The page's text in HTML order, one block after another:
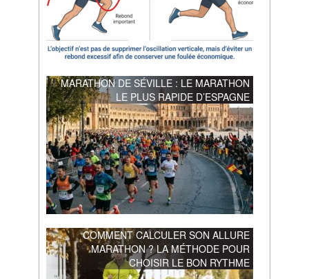
MARATHON DE SÉVILLE : LE MARATHON
LE PLUS RAPIDE D’ESPAGNE
COMMENT CALCULER SON ALLURE
MARATHON ? LA MÉTHODE POUR
CHOISIR LE BON RYTHME